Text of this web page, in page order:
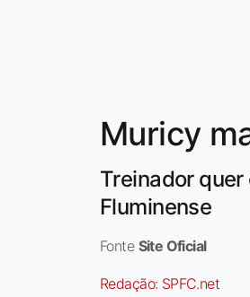
Muricy
Treinador
Fluminense
Fonte Site Oficial
Redação: SPFC.net